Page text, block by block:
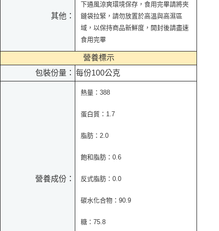
其他：
下通風涼爽環境保存，食用完畢請將夾
鏈袋拉緊，請勿放置於高溫與高濕區
域，以保持商品新鮮度，開封後請盡速
食用完畢
營養標示
包裝份量： 每份100公克
營養成份：
熱量：388
蛋白質：1.7
脂肪：2.0
飽和脂肪：0.6
反式脂肪：0.0
碳水化合物：90.9
糖：75.8